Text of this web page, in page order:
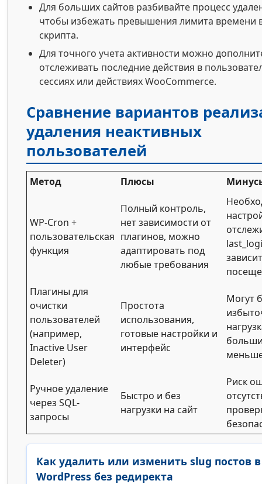
Для больших сайтов разбивайте процесс
чтобы избежать превышения лимита времени
скрипта.
Для точного учета активности можно
отслеживать последние действия в
сессиях или действиях WooCommerce.
Сравнение вариантов
удаления неактивных
пользователей
Метод Плюсы
WP-Cron +
пользовательская
функция
Полный контроль,
нет зависимости от
плагинов, можно
адаптировать под
любые требования
Плагины для
очистки
пользователей
(например,
Inactive User
Deleter)
Простота
использования,
готовые настройки и
интерфейс
Могут
Ручное удаление
через SQL-
запросы
Быстро и без
нагрузки на сайт
Риск
Как удалить или изменить slug постов в
WordPress без редиректа